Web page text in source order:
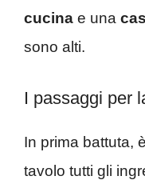
cucina e una
sono alti.
I passaggi per
In prima battuta,
tavolo tutti gli